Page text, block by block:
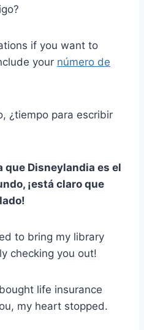
if you want to
your número de
¿tiempo para escribir
que Disneylandia es el
¡está claro que
to bring my library
checking you out!
life insurance
my heart stopped.